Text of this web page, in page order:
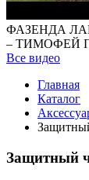
ФАЗЕНДА
– ТИМОФЕЙ
Все видео
Главная
Каталог
Защитный